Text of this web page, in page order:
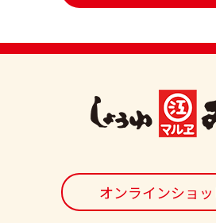
オンラインショ